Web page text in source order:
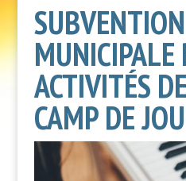
SUBVENTION
MUNICIPALE
ACTIVITÉS
CAMP DE